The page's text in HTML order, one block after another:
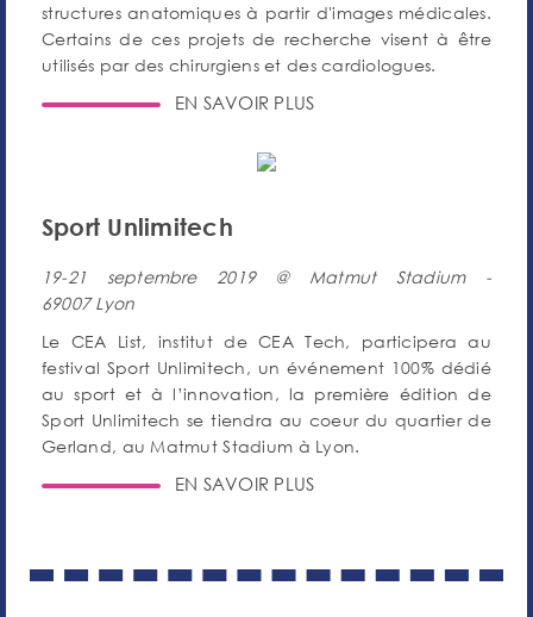
structures anatomiques à partir d'images médicales.
Certains de ces projets de recherche visent à être
utilisés par des chirurgiens et des cardiologues.
EN SAVOIR PLUS
Sport Unlimitech
19-21 septembre 2019 @ Matmut Stadium -
69007 Lyon
Le CEA List, institut de CEA Tech, participera au
festival Sport Unlimitech, un événement 100% dédié
au sport et à l’innovation, la première édition de
Sport Unlimitech se tiendra au coeur du quartier de
Gerland, au Matmut Stadium à Lyon.
EN SAVOIR PLUS